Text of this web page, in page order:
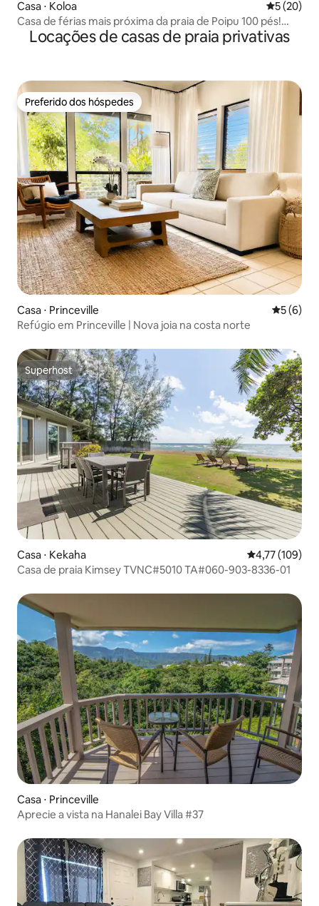
Casa ⋅ Koloa 5 de uma
5 (20)
Casa de férias mais próxima da praia de Poipu 100 pés!
Piscina!
Locações de casas de praia privativas
Preferido dos hóspedes
Preferido dos hóspedes
Casa ⋅ Princeville 5 de
5 (6)
Refúgio em Princeville | Nova joia na costa norte
Superhost
Superhost
Casa ⋅ Kekaha 4,77 de uma
4,77 (109)
Casa de praia Kimsey TVNC#5010 TA#060-903-8336-01
Casa ⋅ Princeville
Aprecie a vista na Hanalei Bay Villa #37